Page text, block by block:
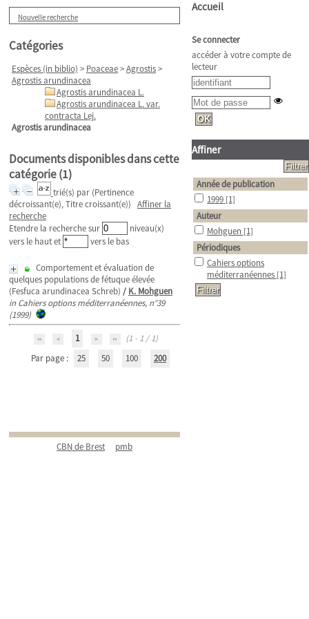
Nouvelle recherche
Catégories
Espèces (in biblio) > Poaceae>Agrostis>
Agrostis arundinacea
Agrostis arundinacea L.
Agrostis arundinacea L. var.
contracta Lej.
Agrostis arundinacea
Documents disponibles dans cette
catégorie (1)
trié(s) par (Pertinence
décroissant(e), Titre croissant(e)) Affiner la
recherche
Etendre la recherche sur
niveau(x)
vers le haut et
vers le bas
Comportement et évaluation de
quelques populations de fétuque élevée
(Fesfuca arundinacea Schreb) / K. Mohguen
in Cahiers options méditerranéennes, n°39
(1999)
1
(1 - 1 / 1)
Par page :
25 50 100 200
CBN de Brest pmb
Accueil
Se connecter
accéder à votre compte de
lecteur
Affiner
Année de publication
1999 [1]
Auteur
Mohguen [1]
Périodiques
Cahiers options
méditerranéennes [1]